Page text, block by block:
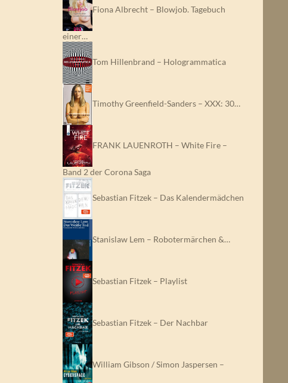
Fiona Albrecht – Blowjob. Tagebuch
einer…
Tom Hillenbrand – Hologrammatica
Timothy Greenfield-Sanders – XXX: 30…
FRANK LAUENROTH – White Fire –
Band 2 der Corona Saga
Sebastian Fitzek – Das Kalendermädchen
Stanislaw Lem – Robotermärchen &…
Sebastian Fitzek – Playlist
Sebastian Fitzek – Der Nachbar
William Gibson / Simon Jaspersen –